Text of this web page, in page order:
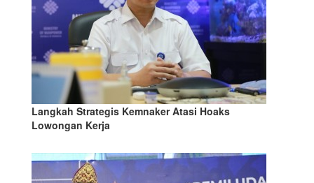
Langkah Strategis Kemnaker Atasi Hoaks
Lowongan Kerja